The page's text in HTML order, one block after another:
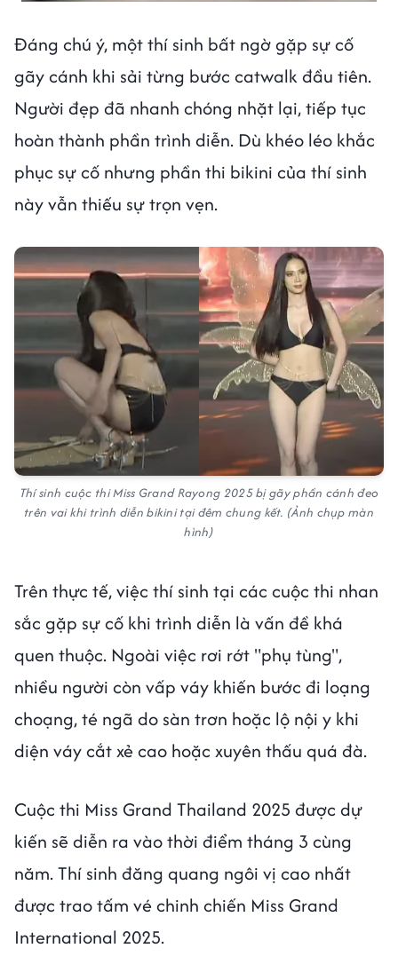
Đáng chú ý, một thí sinh bất ngờ gặp sự cố
gãy cánh khi sải từng bước catwalk đầu tiên.
Người đẹp đã nhanh chóng nhặt lại, tiếp tục
hoàn thành phần trình diễn. Dù khéo léo khắc
phục sự cố nhưng phần thi bikini của thí sinh
này vẫn thiếu sự trọn vẹn.
Thí sinh cuộc thi Miss Grand Rayong 2025 bị gãy phần cánh đeo
trên vai khi trình diễn bikini tại đêm chung kết. (Ảnh chụp màn
hình)
Trên thực tế, việc thí sinh tại các cuộc thi nhan
sắc gặp sự cố khi trình diễn là vấn đề khá
quen thuộc. Ngoài việc rơi rớt "phụ tùng",
nhiều người còn vấp váy khiến bước đi loạng
choạng, té ngã do sàn trơn hoặc lộ nội y khi
diện váy cắt xẻ cao hoặc xuyên thấu quá đà.
Cuộc thi Miss Grand Thailand 2025 được dự
kiến sẽ diễn ra vào thời điểm tháng 3 cùng
năm. Thí sinh đăng quang ngôi vị cao nhất
được trao tấm vé chinh chiến Miss Grand
International 2025.